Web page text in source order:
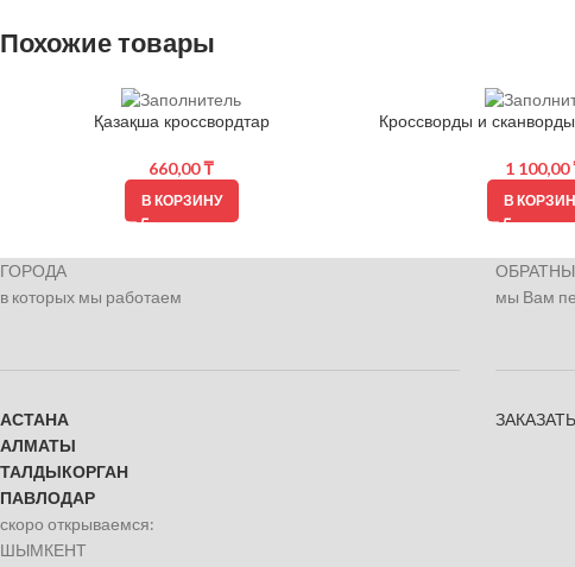
Похожие товары
Қазақша кроссвордтар
660,00₸
В КОРЗИНУ
Кроссворды и
1 100,00
В
ГОРОДА
в которых мы работаем
АСТАНА
АЛМАТЫ
ТАЛДЫКОРГАН
ПАВЛОДАР
скоро открываемся:
ШЫМКЕНТ
мы Вам